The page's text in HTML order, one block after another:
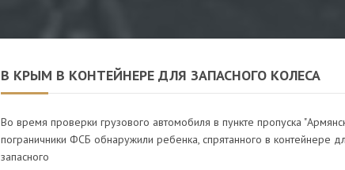
В КРЫМ В КОНТЕЙНЕРЕ ДЛЯ ЗАПАСНОГО КОЛЕСА
Во время проверки грузового автомобиля в пункте пропуска
пограничники ФСБ обнаружили ребенка, спрятанного в контейнере
запасного